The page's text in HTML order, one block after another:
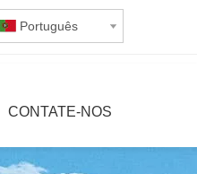
Português
CONTATE-NOS